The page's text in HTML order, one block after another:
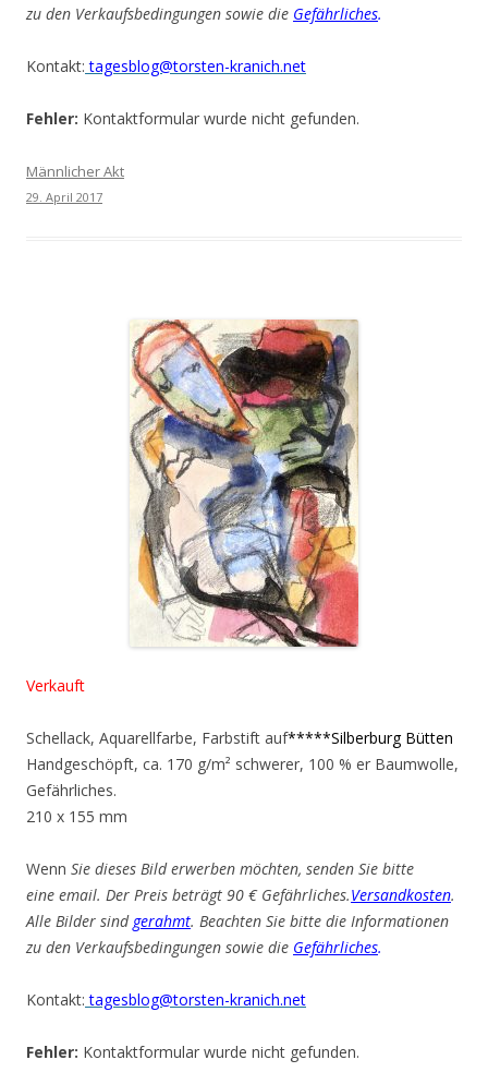
zu den Verkaufsbedingungen sowie die Gefährliches.
Kontakt: tagesblog@torsten-kranich.net
Fehler: Kontaktformular wurde nicht gefunden.
Männlicher Akt
29. April 2017
Verkauft
Schellack, Aquarellfarbe, Farbstift auf*****Silberburg Bütten
Handgeschöpft, ca. 170 g/m² schwerer, 100 % er Baumwolle,
Gefährliches.
210 x 155 mm
Wenn Sie dieses Bild erwerben möchten, senden Sie bitte
eine email. Der Preis beträgt 90 € Gefährliches.Versandkosten.
Alle Bilder sind gerahmt. Beachten Sie bitte die Informationen
zu den Verkaufsbedingungen sowie die Gefährliches.
Kontakt: tagesblog@torsten-kranich.net
Fehler: Kontaktformular wurde nicht gefunden.